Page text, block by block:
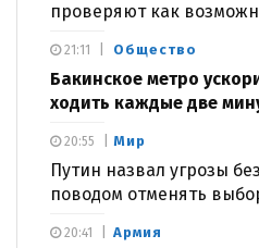
проверяют как
Общество
Бакинское метро
ходить каждые две
21:11
Мир
Путин назвал угрозы
поводом отменять
20:55
Армия
20:41